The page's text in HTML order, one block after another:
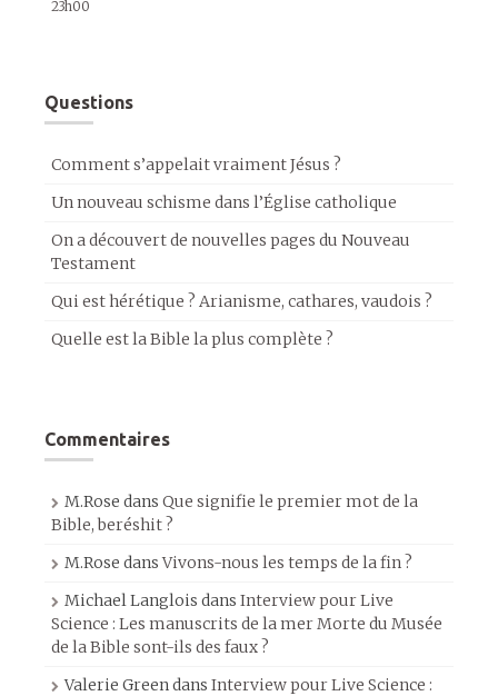
23h00
Questions
Comment s’appelait vraiment Jésus ?
Un nouveau schisme dans l’Église catholique
On a découvert de nouvelles pages du Nouveau
Testament
Qui est hérétique ? Arianisme, cathares, vaudois ?
Quelle est la Bible la plus complète ?
Commentaires
M.Rose dans Que signifie le premier mot de la
Bible, beréshit ?
M.Rose dansVivons-nous les temps de la fin ?
Michael Langlois dans Interview pour Live
Science : Les manuscrits de la mer Morte du Musée
de la Bible sont-ils des faux ?
Valerie Greendans Interview pour Live Science :